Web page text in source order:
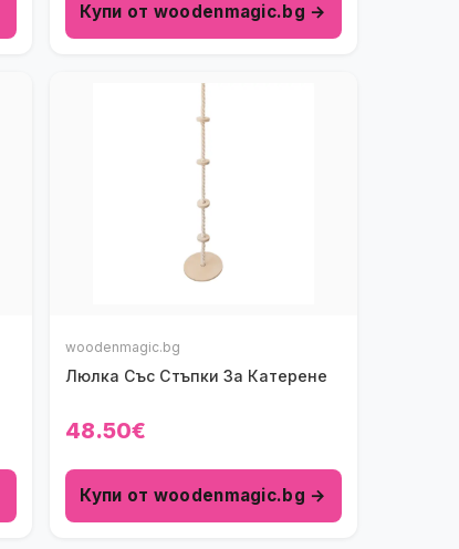
Купи от woodenmagic.bg →
woodenmagic.bg
Люлка Със Стъпки За Катерене
48.50€
Купи от woodenmagic.bg →